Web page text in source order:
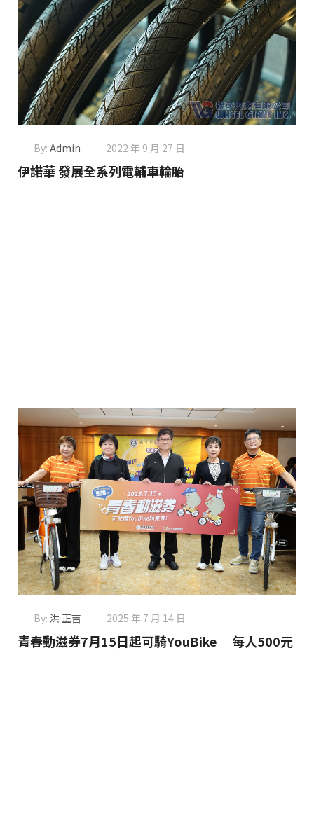
By: Admin 2022 年 9 月 27 日
伊諾華 發展全系列電輔車輪胎
By: 洪 正吉 2025 年 7 月 14 日
青春動滋券7月15日起可騎YouBike 每人500元